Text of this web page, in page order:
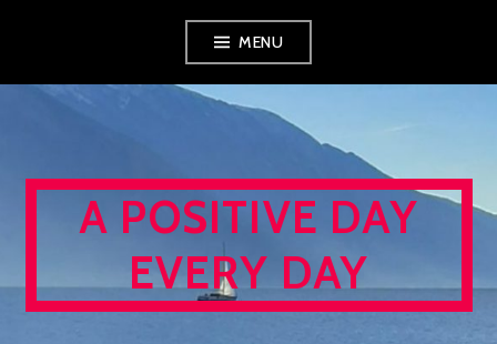
content
MENU
A POSITIVE DAY
EVERY DAY